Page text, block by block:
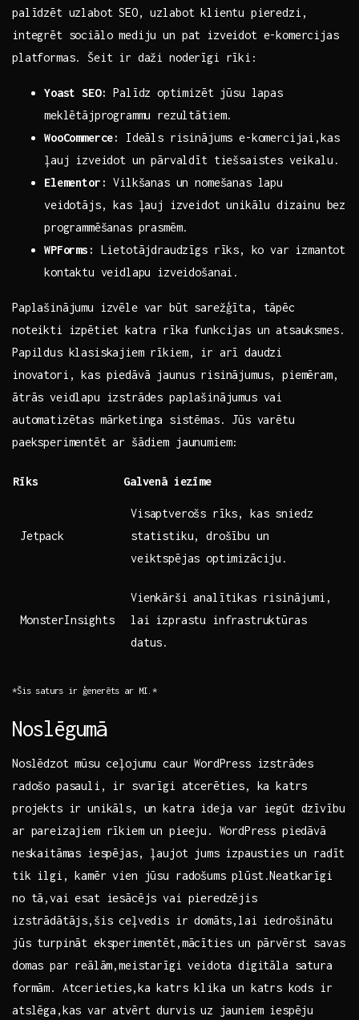
palīdzēt uzlabot SEO, uzlabot klientu pieredzi,
integrēt sociālo mediju un pat izveidot e-komercijas‍
platformas. Šeit ir daži noderīgi rīki:
Yoast SEO: ​Palīdz⁤ optimizēt jūsu lapas
meklētājprogrammu rezultātiem.
WooCommerce:
Ideāls risinājums e-komercijai,kas
ļauj izveidot un pārvaldīt tiešsaistes veikalu.
Elementor: Vilkšanas un nomešanas lapu
veidotājs, kas ļauj​ izveidot unikālu dizainu⁤ bez
programmēšanas prasmēm.
WPForms:
Lietotājdraudzīgs rīks, ⁣ko var izmantot⁣
kontaktu veidlapu izveidošanai.
Paplašinājumu izvēle var būt sarežģīta,​ tāpēc
noteikti izpētiet katra rīka funkcijas un atsauksmes.
Papildus klasiskajiem rīkiem, ir arī daudzi
inovatori, kas piedāvā jaunus risinājumus, piemēram,
ātrās​ veidlapu izstrādes paplašinājumus vai
automatizētas mārketinga ⁤sistēmas. Jūs varētu
paeksperimentēt ar‍ šādiem jaunumiem:
Rīks Galvenā iezīme
Jetpack
Visaptverošs rīks, kas sniedz
statistiku,​ drošību un
veiktspējas optimizāciju.
MonsterInsights
Vienkārši analītikas risinājumi,
lai izprastu infrastruktūras
datus.
*Šis saturs ir ģenerēts ar⁣ MI.*
Noslēgumā
Noslēdzot ⁣mūsu ceļojumu caur WordPress izstrādes
radošo pasauli, ⁤ir svarīgi atcerēties, ka katrs​
projekts ir unikāls, un katra ideja var iegūt‍ dzīvību
ar pareizajiem rīkiem un pieeju.⁤ WordPress piedāvā
⁣neskaitāmas iespējas, ļaujot⁣ jums izpausties un radīt
tik ilgi, kamēr vien jūsu radošums plūst.Neatkarīgi
no tā,vai esat iesācējs vai pieredzējis
izstrādātājs,šis ceļvedis⁢ ir domāts,lai iedrošinātu
jūs turpināt eksperimentēt,mācīties⁣ un pārvērst savas
domas ‍par ⁤reālām,meistarīgi veidota digitāla satura
formām. Atcerieties,ka katrs‍ klika un ⁢katrs⁢ kods ir
atslēga,kas var atvērt durvis uz ⁤jauniem iespēju